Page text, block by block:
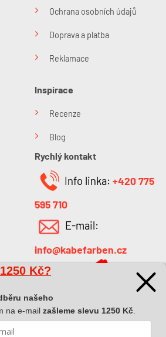
Ochrana osobních údajů
Doprava a platba
Reklamace
Inspirace
Recenze
Blog
Rychlý kontakt
Info linka: +420 775
595 710
E-mail:
info@kabefarben.cz
1250 Kč?
našeho
na e-mail zašleme slevu 1250 Kč